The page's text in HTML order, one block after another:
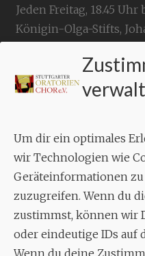
Um dir ein optimales
wir Technologien wie
Geräteinformationen
zuzugreifen. Wenn du
zustimmst, können wir
oder eindeutige IDs auf
Wenn du deine
Jeden Freitag, 18.45
Königin-Olga-Stifts,